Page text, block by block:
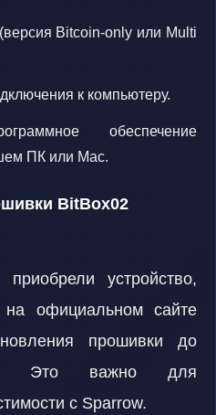
Bitcoin-only или Multi
к компьютеру.
обеспечение
ПК или Mac.
BitBox02
устройство,
на официальном сайте
прошивки до
Это важно для
с Sparrow.